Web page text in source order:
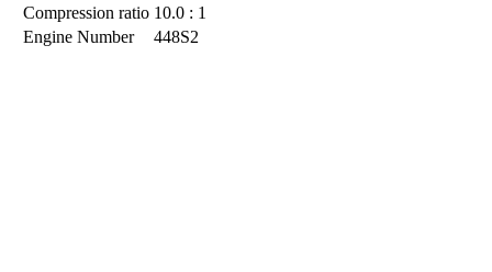
Compression ratio 10.0 : 1
Engine Number
448S2